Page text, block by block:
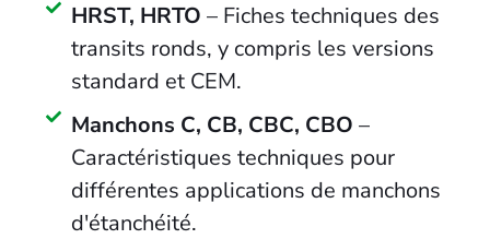
HRST, HRTO – Fiches techniques des
transits ronds, y compris les versions
standard et CEM.
Manchons C, CB, CBC, CBO –
Caractéristiques techniques pour
différentes applications de manchons
d'étanchéité.